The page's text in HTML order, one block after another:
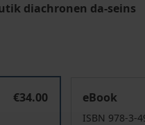
diachronen da-seins
€34.00
eBook
ISBN 978-3-